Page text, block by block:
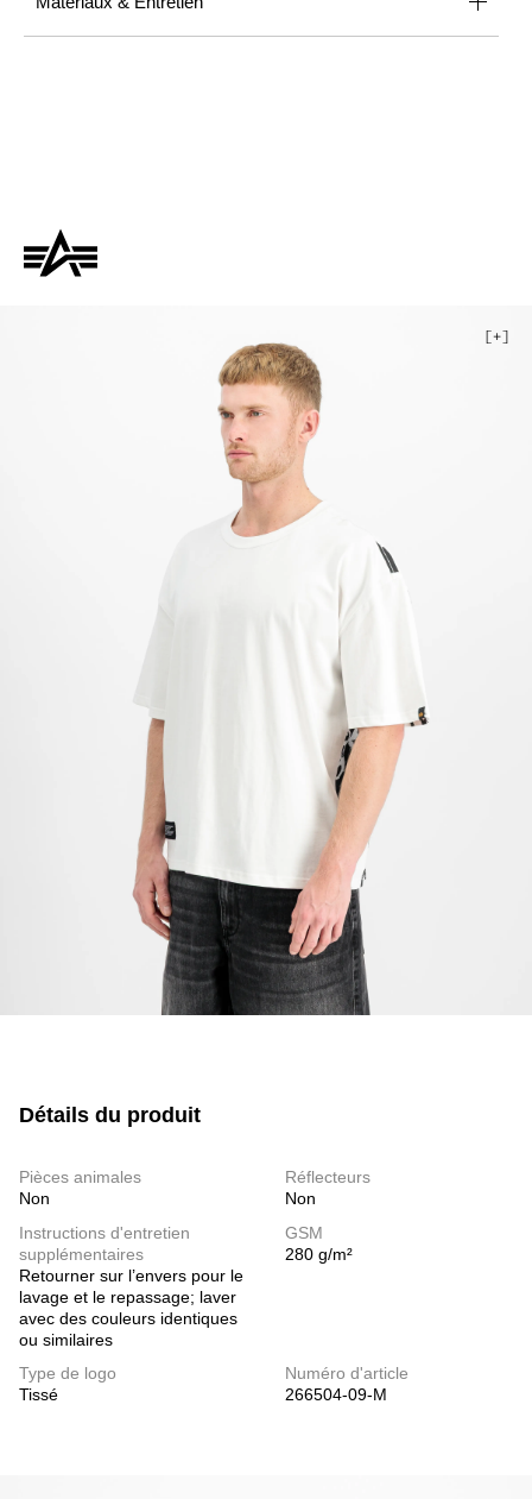
Détails du produit
Pièces animales
Non
Réflecteurs
Non
Instructions d'entretien
supplémentaires
Retourner sur l’envers pour le
lavage et le repassage; laver
avec des couleurs identiques
ou similaires
GSM
280 g/m²
Type de logo
Tissé
Numéro d'article
266504-09-M